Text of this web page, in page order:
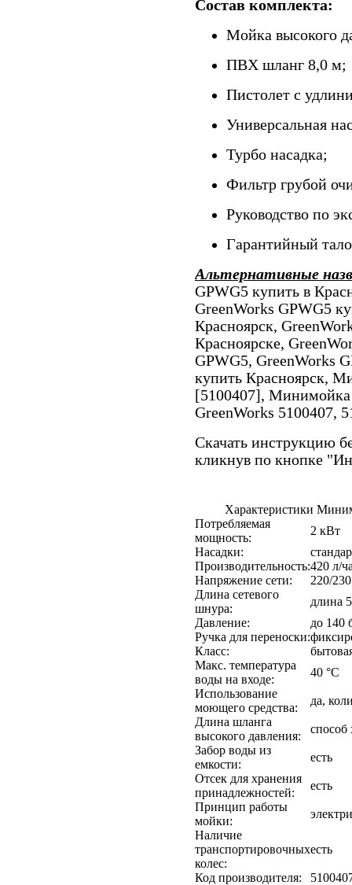
Состав комплекта:
Мойка высокого
ПВХ шланг 8,0 м;
Пистолет с
Универсальная
Турбо насадка;
Фильтр грубой
Руководство по
Гарантийный
Альтернативные
GPWG5 купить в
GreenWorks GPWG5
Красноярск,
Красноярске,
GPWG5, GreenWorks
купить Красноярск,
[5100407], Минимойка
GreenWorks 5100407,
Скачать инструкцию
кликнув по кнопке
Характеристики
Потребляемая
мощность:
2 кВт
Насадки:
Производительность:420 л/
Напряжение сети:
220/
Длина сетевого
шнура:
длина
Давление:
до 140
Ручка для переноски:
Класс:
Макс. температура
воды на входе:
40 °С
Использование
моющего средства:
да,
Длина шланга
высокого давления:
способ
Забор воды из
емкости:
есть
Отсек для хранения
принадлежностей:
есть
Принцип работы
мойки:
Наличие
транспортировочных
колес:
есть
Код производителя: